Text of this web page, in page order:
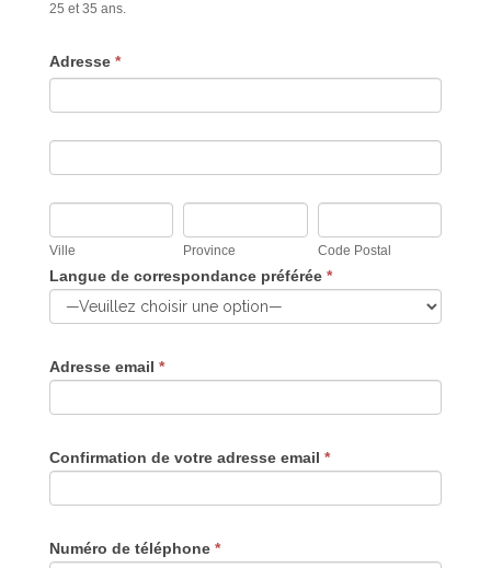
25 et 35 ans.
Adresse *
Ville Province Code Postal
Langue de correspondance préférée *
Adresse email *
Confirmation de votre adresse email *
Numéro de téléphone *